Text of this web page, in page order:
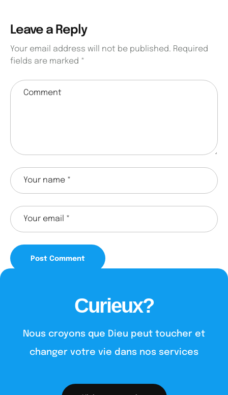
Leave a Reply
Your email address will not be published. Required
fields are marked *
Curieux?
Nous croyons que Dieu peut toucher et
changer votre vie dans nos services